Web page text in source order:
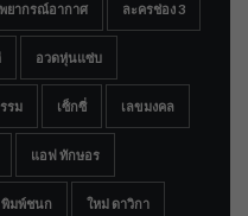
พยากรณ์อากาศ ละครช่อง 3
อวดหุ่นแซ่บ
รม เซ็กซี่ เลขมงคล
แอฟ ทักษอร
พิมพ์ชนก ใหม่ ดาวิกา